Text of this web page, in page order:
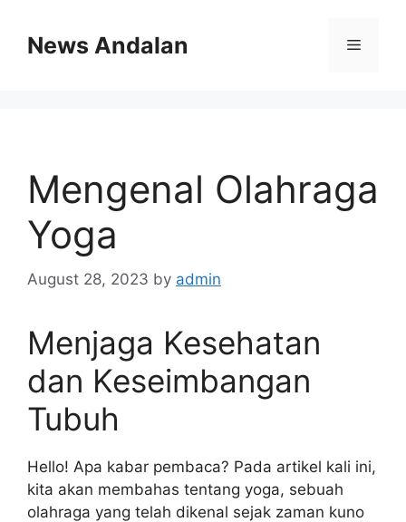
contentNews Andalan Menu
Mengenal Olahraga
Yoga
August 28, 2023 by admin
Menjaga Kesehatan
dan Keseimbangan
Tubuh
Hello! Apa kabar pembaca? Pada artikel kali ini,
kita akan membahas tentang yoga, sebuah
olahraga yang telah dikenal sejak zaman kuno